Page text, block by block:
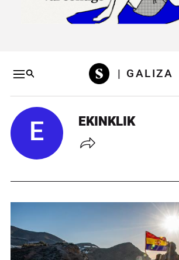
| GALIZA
E EKINKLIK